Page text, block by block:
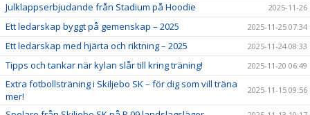
Julklappserbjudande från Stadium på Hoodie 2025-11-26
Ett ledarskap byggt på gemenskap – 2025 2025-11-25 07:34
Ett ledarskap med hjärta och riktning – 2025 2025-11-24 08:33
Tipps och tankar när kylan slår till kring träning! 2025-11-20 06:49
Extra fotbollsträning i Skiljebo SK – för dig som vill träna
mer!
2025-11-15 09:56